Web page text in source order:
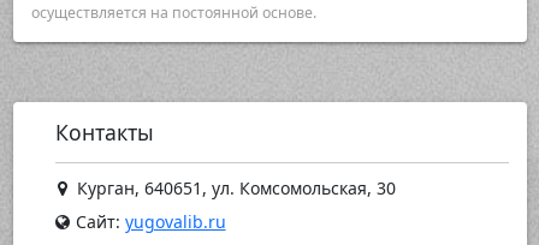
осуществляется на постоянной основе.
Контакты
Курган, 640651, ул. Комсомольская, 30
Сайт: yugovalib.ru